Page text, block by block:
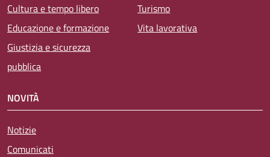
Cultura e tempo libero
Educazione e formazione
Giustizia e sicurezza
pubblica
Turismo
Vita lavorativa
NOVITÀ
Notizie
Comunicati